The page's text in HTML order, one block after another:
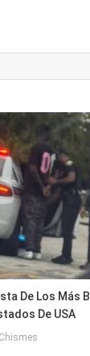
De Los Más
De USA